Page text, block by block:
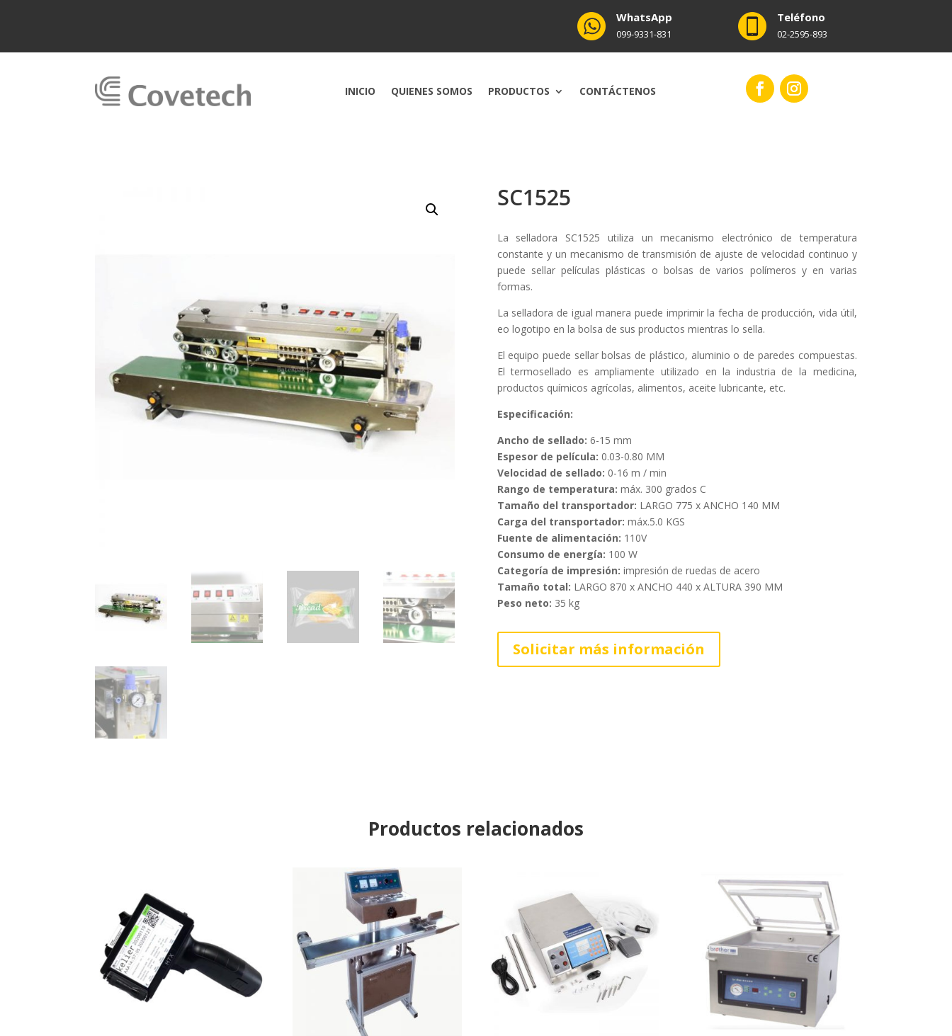
WhatsApp
099-9331-831
Teléfono
02-2595-893
INICIO QUIENES SOMOS PRODUCTOS CONTÁCTENOS
SC1525
La selladora SC1525 utiliza un mecanismo electrónico de temperatura
constante y un mecanismo de transmisión de ajuste de velocidad continuo y
puede sellar películas plásticas o bolsas de varios polímeros y en varias
formas.
La selladora de igual manera puede imprimir la fecha de producción, vida útil,
eo logotipo en la bolsa de sus productos mientras lo sella.
El equipo puede sellar bolsas de plástico, aluminio o de paredes compuestas.
El termosellado es ampliamente utilizado en la industria de la medicina,
productos químicos agrícolas, alimentos, aceite lubricante, etc.
Especificación:
Ancho de sellado: 6-15 mm
Espesor de película: 0.03-0.80 MM
Velocidad de sellado: 0-16 m / min
Rango de temperatura: máx. 300 grados C
Tamaño del transportador: LARGO 775 x ANCHO 140 MM
Carga del transportador: máx.5.0 KGS
Fuente de alimentación: 110V
Consumo de energía: 100 W
Categoría de impresión: impresión de ruedas de acero
Tamaño total: LARGO 870 x ANCHO 440 x ALTURA 390 MM
Peso neto: 35 kg
Solicitar más información
Productos relacionados